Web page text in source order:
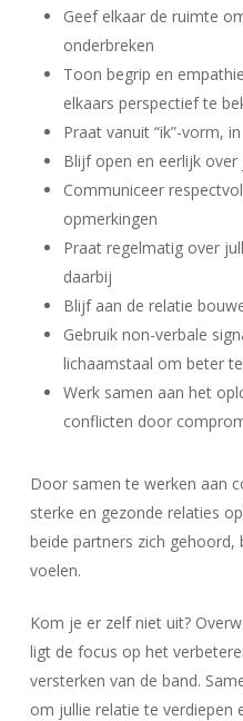
Geef elkaar de ruimte
onderbreken
Toon begrip en
elkaars perspectief te
Praat vanuit “ik”-vorm,
Blijf open en eerlijk
Communiceer
opmerkingen
Praat regelmatig over
daarbij
Blijf aan de relatie
Gebruik non-verbale
lichaamstaal om beter
Werk samen aan het
conflicten door
Door samen te werken aan
sterke en gezonde relaties
beide partners zich gehoord,
voelen.
Kom je er zelf niet uit?
ligt de focus op het
versterken van de band.
om jullie relatie te verdiepen